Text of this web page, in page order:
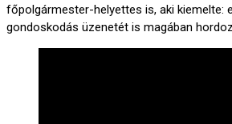
főpolgármester-helyettes is, aki kiemelte:
gondoskodás üzenetét is magában